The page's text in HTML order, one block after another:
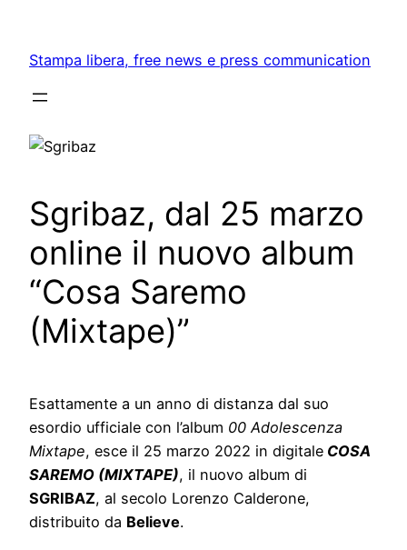
content
Stampa libera, free news e press communication
Sgribaz, dal 25 marzo
online il nuovo album
“Cosa Saremo
(Mixtape)”
Esattamente a un anno di distanza dal suo
esordio ufficiale con l’album 00 Adolescenza
Mixtape, esce il 25 marzo 2022 in digitale COSA
SAREMO (MIXTAPE), il nuovo album di
SGRIBAZ, al secolo Lorenzo Calderone,
distribuito da Believe.